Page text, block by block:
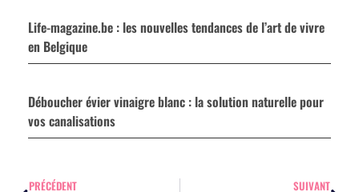
Life-magazine.be : les nouvelles tendances de l’art de vivre
en Belgique
Déboucher évier vinaigre blanc : la solution naturelle pour
vos canalisations
PRÉCÉDENT SUIVANT